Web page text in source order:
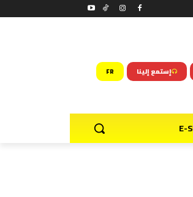
إستمع إلينا FR
E-